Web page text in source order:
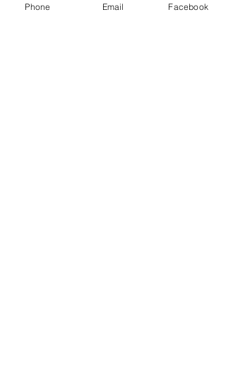
Marconi ont suscité des débats,
Phone Email Facebook